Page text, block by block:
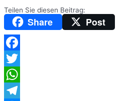
Teilen Sie diesen Beitrag:
Share Post
Facebook
Twitter
WhatsApp